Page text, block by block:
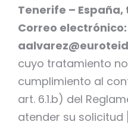
Tenerife – España,
Correo electrónico:
cuyo tratamiento
cumplimiento al
art. 6.1.b) del
atender su